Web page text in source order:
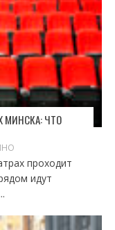
МИНСКА: ЧТО
проходит
идут